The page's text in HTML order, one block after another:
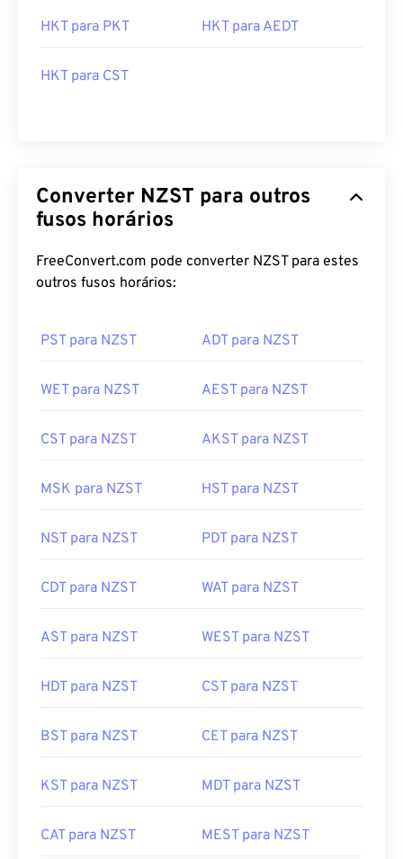
HKT para PKT HKT para AEDT
HKT para CST
Converter NZST para outros
fusos horários
FreeConvert.com pode converter NZST para estes
outros fusos horários:
PST para NZST ADT para NZST
WET para NZST AEST para NZST
CST para NZST AKST para NZST
MSK para NZST HST para NZST
NST para NZST PDT para NZST
CDT para NZST WAT para NZST
AST para NZST WEST para NZST
HDT para NZST CST para NZST
BST para NZST CET para NZST
KST para NZST MDT para NZST
CAT para NZST MEST para NZST